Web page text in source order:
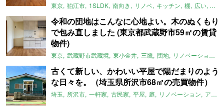
東京 狛江市 1SLDK 南向き リノベ キッチン 棚 広い ガイ
令和の団地はこんなに心地よい。木のぬくもり
で包み直しました (東京都武蔵野市59㎡の賃貸
物件)
東京 武蔵野市武蔵境 東小金井 三鷹 団地 リノベーション
古くて新しい、かわいい平屋で陽だまりのよう
な日々を。（埼玉県所沢市68㎡の売買物件）
埼玉 所沢市 一軒家 古民家 平屋 庭 リノベーション アメリカンハウス